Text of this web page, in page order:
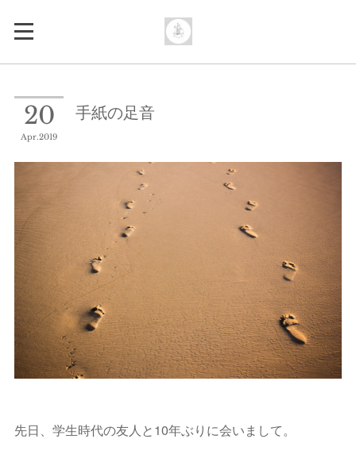
20
Apr 2019
手紙の足音
先日、学生時代の友人と10年ぶりに会いまして。